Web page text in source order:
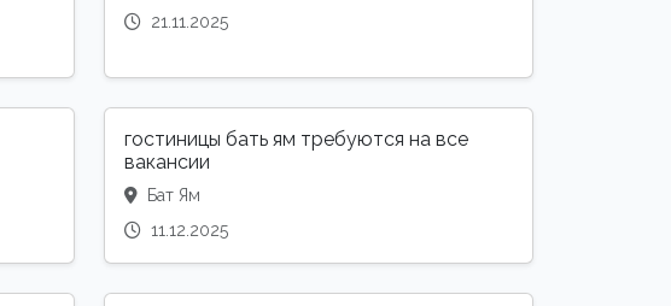
21.11.2025
гостиницы бать ям требуются на все
вакансии
Бат Ям
11.12.2025